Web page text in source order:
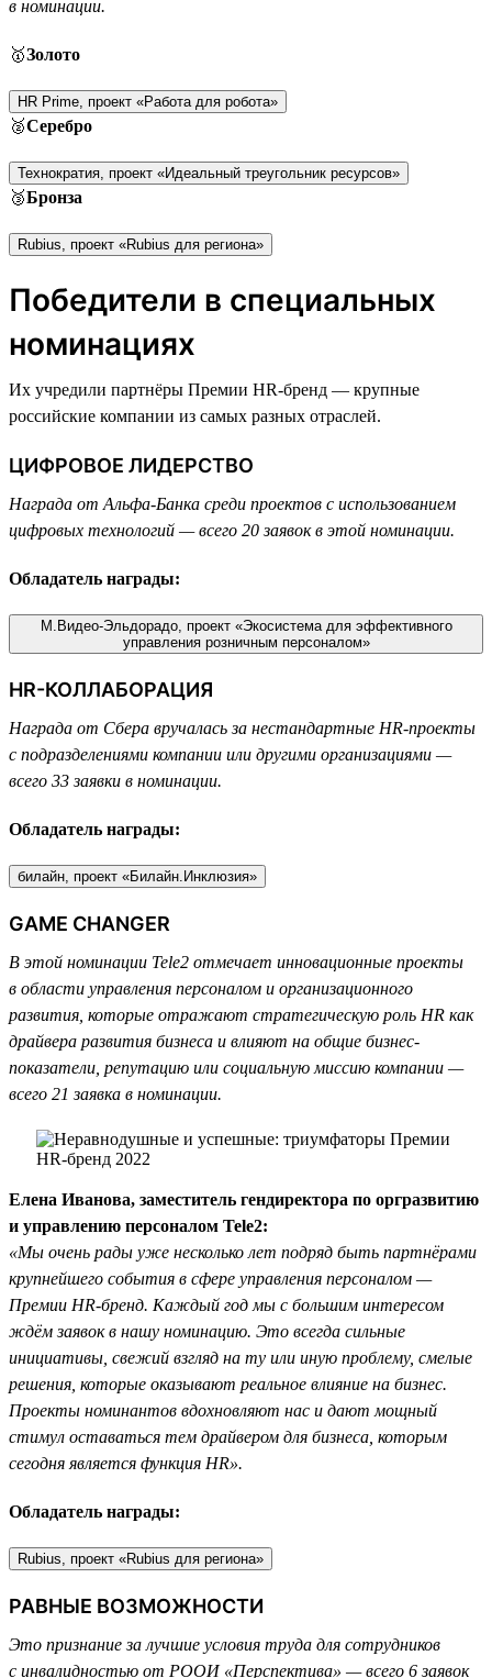
в номинации.
🥇Золото
HR Prime, проект «Работа для робота»
🥈Серебро
Технократия, проект «Идеальный треугольник ресурсов»
🥉Бронза
Rubius, проект «Rubius для региона»
Победители в специальных
номинациях
Их учредили партнёры Премии HR-бренд — крупные
российские компании из самых разных отраслей.
ЦИФРОВОЕ ЛИДЕРСТВО
Награда от Альфа-Банка среди проектов с использованием
цифровых технологий — всего 20 заявок в этой номинации.
Обладатель награды:
М.Видео-Эльдорадо, проект «Экосистема для эффективного
управления розничным персоналом»
HR-КОЛЛАБОРАЦИЯ
Награда от Сбера вручалась за нестандартные HR-проекты
с подразделениями компании или другими организациями —
всего 33 заявки в номинации.
Обладатель награды:
билайн, проект «Билайн.Инклюзия»
GAME CHANGER
В этой номинации Tele2 отмечает инновационные проекты
в области управления персоналом и организационного
развития, которые отражают стратегическую роль HR как
драйвера развития бизнеса и влияют на общие бизнес-
показатели, репутацию или социальную миссию компании —
всего 21 заявка в номинации.
Елена Иванова, заместитель гендиректора по оргразвитию
и управлению персоналом Tele2:
«Мы очень рады уже несколько лет подряд быть партнёрами
крупнейшего события в сфере управления персоналом —
Премии HR-бренд. Каждый год мы с большим интересом
ждём заявок в нашу номинацию. Это всегда сильные
инициативы, свежий взгляд на ту или иную проблему, смелые
решения, которые оказывают реальное влияние на бизнес.
Проекты номинантов вдохновляют нас и дают мощный
стимул оставаться тем драйвером для бизнеса, которым
сегодня является функция HR».
Обладатель награды:
Rubius, проект «Rubius для региона»
РАВНЫЕ ВОЗМОЖНОСТИ
Это признание за лучшие условия труда для сотрудников
с инвалидностью от РООИ «Перспектива» — всего 6 заявок